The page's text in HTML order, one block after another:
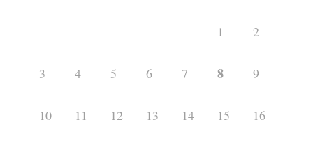
1 2
3 4 5 6 7 8 9
10 11 12 13 14 15 16